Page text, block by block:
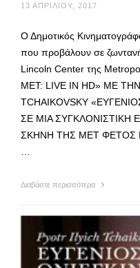
13 ΑΠΡΙΛΊΟΥ, 2017
Ο Δημοτικός
που προβάλουν σε
Lincoln Center της
MET: LIVE IN HD» ME
TCHAIKOVSKY
ΣΕ ΜΙΑ ΣΥΓΚΛΟΝΙΣΤΙΚΗ
ΣΚΗΝΗ ΤΗΣ ΜΕΤ ΦΕΤΟΣ
Διαβάστε περισσότερα